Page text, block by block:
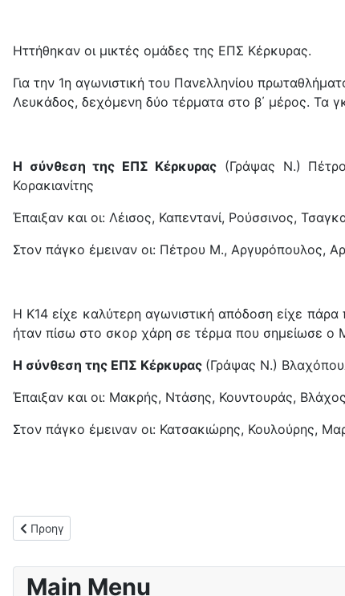
Ηττήθηκαν οι μικτές ομάδες της ΕΠΣ Κέρκυρας.
Για την 1η αγωνιστική του Πανελληνίου
Λευκάδος, δεχόμενη δύο τέρματα στο β΄ μέρος. Τα
Η σύνθεση της ΕΠΣ Κέρκυρας (Γράψας Ν.)
Κορακιανίτης
Έπαιξαν και οι: Λέισος, Καπεντανί, Ρούσσινος,
Στον πάγκο έμειναν οι: Πέτρου Μ., Αργυρόπουλος,
Η Κ14 είχε καλύτερη αγωνιστική απόδοση είχε
ήταν πίσω στο σκορ χάρη σε τέρμα που σημείωσε ο
Η σύνθεση της ΕΠΣ Κέρκυρας (Γράψας Ν.)
Έπαιξαν και οι: Μακρής, Ντάσης, Κουντουράς, Βλάχος
Στον πάγκο έμειναν οι: Κατσακιώρης, Κουλούρης,
Προηγούμενο άρθρο: Ευχαριστήρια ανακοίνωση του ΑΟ
Προηγ
Main Menu